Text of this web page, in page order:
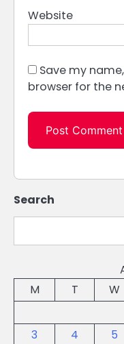
Website
Save my
browser for the
Search
M
T W
3
4 5